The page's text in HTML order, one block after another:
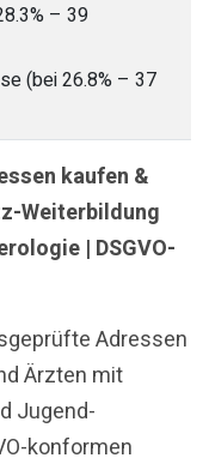
– 39
(bei 26.8% – 37
kaufen &
Weiterbildung
| DSGVO-
Adressen
Ärzten mit
Jugend-
konformen